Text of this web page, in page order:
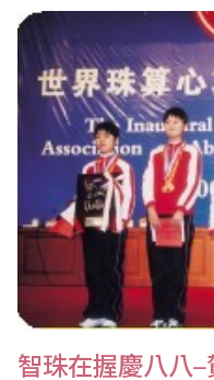
育，啟迪人們智力水平的重
物，是利國利民的技術，而
智珠在握慶八八